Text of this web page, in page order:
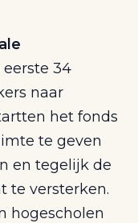
34
naar
het fonds
te geven
en tegelijk de
te versterken.
hogescholen